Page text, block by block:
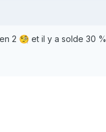
2 🧐 et il y a solde 30 %